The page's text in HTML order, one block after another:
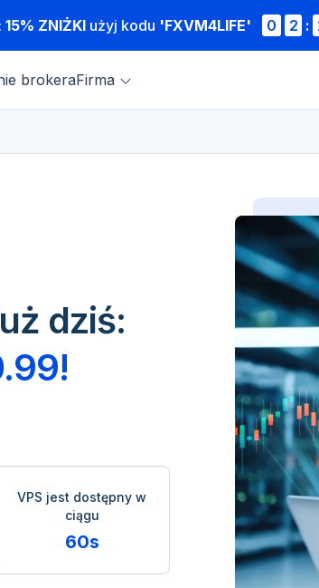
15% ZNIŻKI użyj kodu 'FXVM4LIFE' 0 2 :
brokeraFirma
dziś:
VPS jest dostępny w
ciągu
60s